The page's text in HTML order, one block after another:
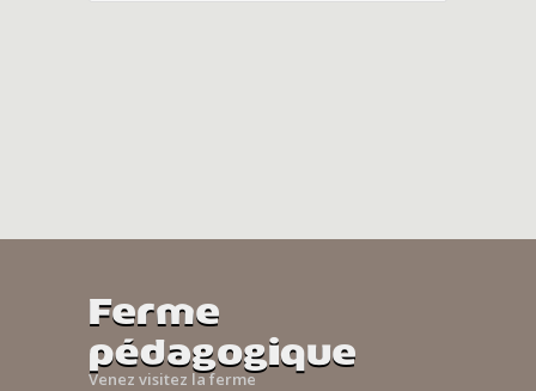
Ferme
pédagogique
Venez visitez la ferme